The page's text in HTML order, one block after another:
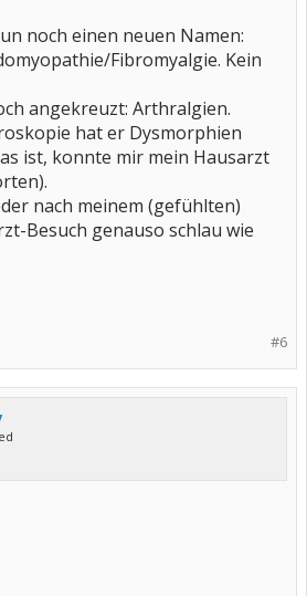
noch einen neuen Namen:
Fibromyalgie. Kein
angekreuzt: Arthralgien.
hat er Dysmorphien
ist, konnte mir mein Hausarzt
nach meinem (gefühlten)
Besuch genauso schlau wie
#6